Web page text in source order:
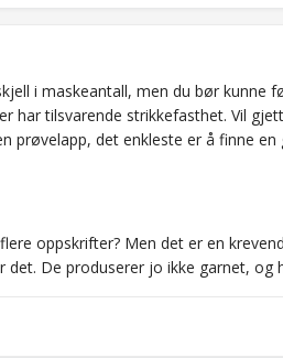
i maskeantall, men du bør kunne
har tilsvarende strikkefasthet. Vil
prøvelapp, det enkleste er å finne
oppskrifter? Men det er en
De produserer jo ikke garnet, og